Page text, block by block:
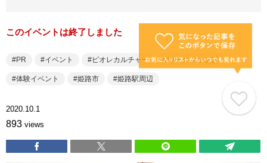
このイベントは終了しました
PR イベント ピオレカルチャー ワークショップ
体験イベント 姫路市 姫路駅周辺
2020.10.1
893 views